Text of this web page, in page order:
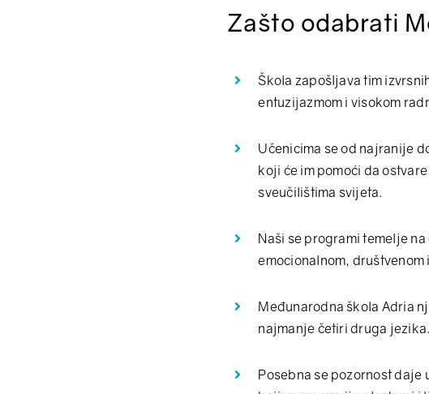
Zašto odabrati
Škola zapošljava tim
entuzijazmom i visokom
Učenicima se od najranije
koji će im pomoći da
sveučilištima svijeta.
Naši se programi temelje
emocionalnom, društvenom
Međunarodna škola Adria
najmanje četiri druga jezika.
Posebna se pozornost